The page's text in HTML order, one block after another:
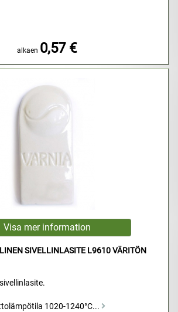
alkaen 0,57 €
SIVELLINLASITE L9610 VÄRITÖN
1020-1240°C...